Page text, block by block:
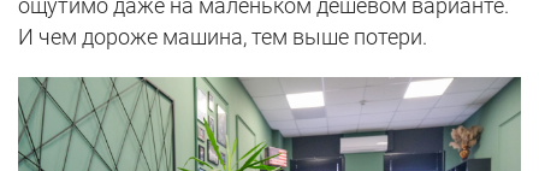
ощутимо даже на маленьком дешевом варианте.
И чем дороже машина, тем выше потери.